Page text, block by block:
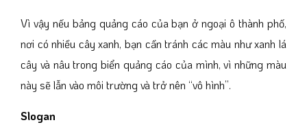
Vì vậy nếu bảng quảng cáo của bạn ở ngoại ô thành phố,
nơi có nhiều cây xanh, bạn cần tránh các màu như xanh lá
cây và nâu trong biển quảng cáo của mình, vì những màu
này sẽ lẫn vào môi trường và trở nên “vô hình”.
Slogan